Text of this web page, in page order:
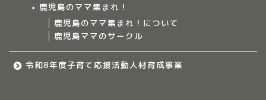
鹿児島のママ集まれ！
鹿児島のママ集まれ！について
鹿児島ママのサークル
令和8年度子育て応援活動人材育成事業
九州のママ集まれ！
大分のママ集まれ！